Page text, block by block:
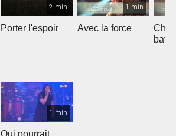
2 min
Porter l'espoir
1 min
Avec la force
1 min
Qui pourrait